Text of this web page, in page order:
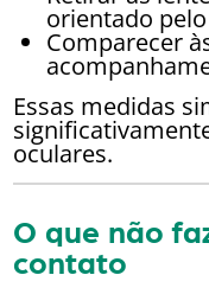
orientado
Comparecer
Essas medidas
oculares.
O que não
contato